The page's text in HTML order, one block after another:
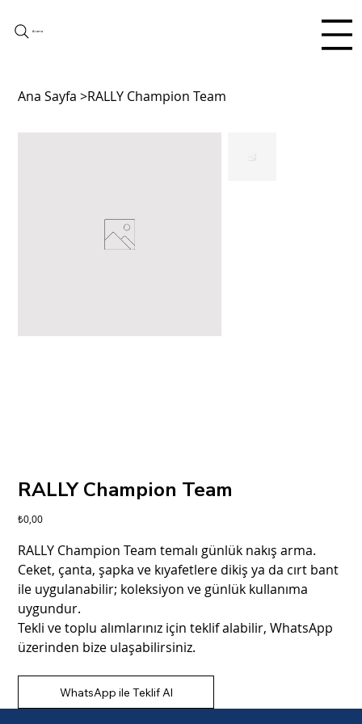
Arama
Ana Sayfa >RALLY Champion Team
RALLY Champion Team
Fiyat
₺0,00
RALLY Champion Team temalı günlük nakış arma.
Ceket, çanta, şapka ve kıyafetlere dikiş ya da cırt bant
ile uygulanabilir; koleksiyon ve günlük kullanıma
uygundur.
Tekli ve toplu alımlarınız için teklif alabilir, WhatsApp
üzerinden bize ulaşabilirsiniz.
WhatsApp ile Teklif Al